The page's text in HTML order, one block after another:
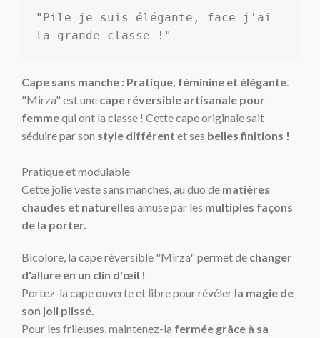
"Pile je suis élégante, face j'ai
la grande classe !"
Cape sans manche : Pratique, féminine et élégante
"Mirza" est une cape réversible artisanale pour
femmequi ont la classe ! Cette cape originale sait
séduire par son style différent et ses belles finitions !
Pratique et modulable
Cette jolie veste sans manches, au duo de matières
chaudes et naturellesamuse par les multiples façons
de la porter.
Bicolore, la cape réversible "Mirza" permet de changer
d'allure en un clin d'œil !
Portez-la cape ouverte et libre pour révéler la magie de
son joli plissé.
Pour les frileuses, maintenez-la fermée grâce à sa